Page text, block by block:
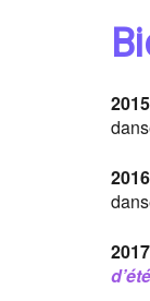
2015
2016
2017
d’été